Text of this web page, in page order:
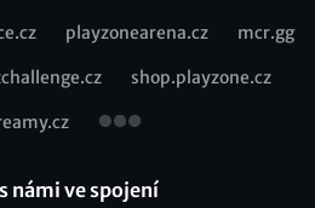
playzonearena.cz mcr.gg
shop.playzone.cz
námi ve spojení